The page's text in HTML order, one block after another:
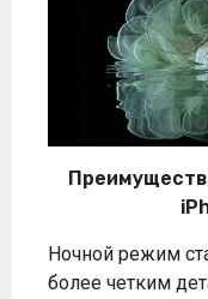
Ночной режим
более четким